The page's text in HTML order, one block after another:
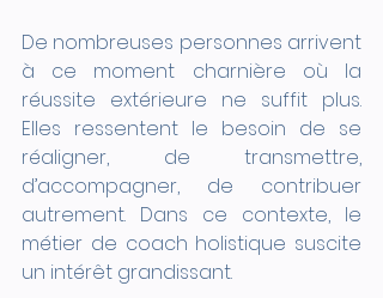
De nombreuses personnes arrivent
à ce moment charnière où la
réussite extérieure ne suffit plus.
Elles ressentent le besoin de se
réaligner, de transmettre,
d’accompagner, de contribuer
autrement. Dans ce contexte, le
métier de coach holistique suscite
un intérêt grandissant.